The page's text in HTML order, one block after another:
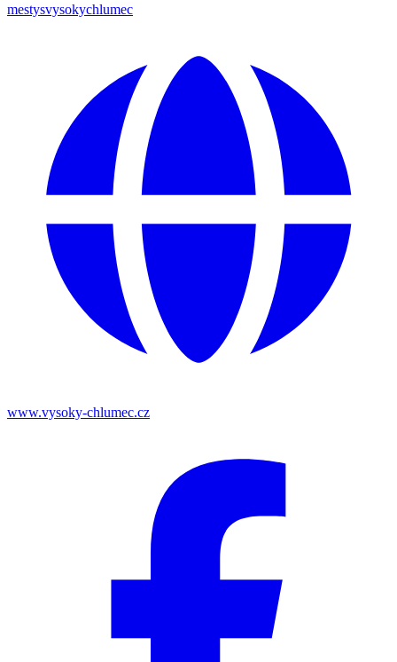
mestysvysokychlumec
www.vysoky-chlumec.cz